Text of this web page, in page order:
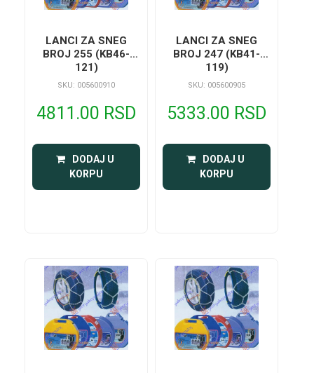
LANCI ZA SNEG
BROJ 255 (KB46-
121)
SKU: 005600910
4811.00 RSD
DODAJ U
KORPU
LANCI ZA SNEG
BROJ 247 (KB41-
119)
SKU: 005600905
5333.00 RSD
DODAJ U
KORPU